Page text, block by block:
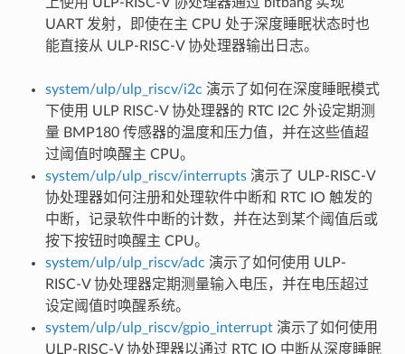
UART 发射，即使在主 CPU 处于深度睡眠状态时也
能直接从 ULP-RISC-V 协处理器输出日志。
system/ulp/ulp_riscv/i2c 演示了如何在深度睡眠模式
下使用 ULP RISC-V 协处理器的 RTC I2C 外设定期测
量 BMP180 传感器的温度和压力值，并在这些值超
过阈值时唤醒主 CPU。
system/ulp/ulp_riscv/interrupts演示了 ULP-RISC-V
协处理器如何注册和处理软件中断和 RTC IO 触发的
中断，记录软件中断的计数，并在达到某个阈值后或
按下按钮时唤醒主 CPU。
system/ulp/ulp_riscv/adc 演示了如何使用 ULP-
RISC-V 协处理器定期测量输入电压，并在电压超过
设定阈值时唤醒系统。
system/ulp/ulp_riscv/gpio_interrupt演示了如何使用
ULP-RISC-V 协处理器以通过 RTC IO 中断从深度睡眠